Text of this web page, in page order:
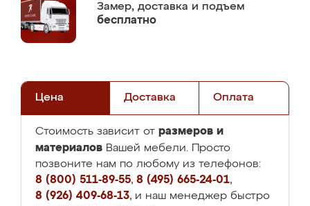
Замер, доставка и подъем
бесплатно
Цена Доставка Оплата
Стоимость зависит от размеров и
материалов Вашей мебели. Просто
позвоните нам по любому из телефонов:
8 (800) 511-89-55, 8 (495) 665-24-01,
8 (926) 409-68-13, и наш менеджер быстро